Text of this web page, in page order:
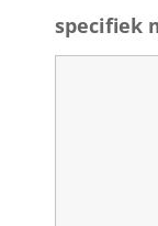
specifiek